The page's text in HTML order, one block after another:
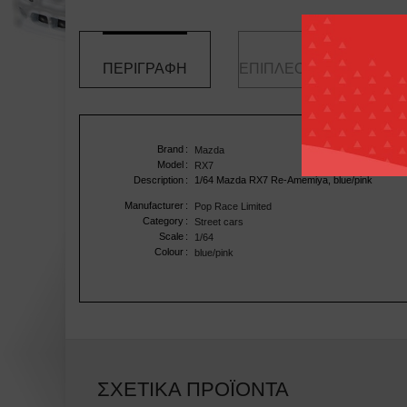
ΠΕΡΙΓΡΑΦΉ ΕΠΙΠΛΈΟΝ
Brand :
Mazda
Model :
RX7
Description : 1/64 Mazda RX7 Re-Amemiya, blue/pink
Manufacturer :
Pop Race Limited
Category :
Street cars
Scale :
1/64
Colour : blue/pink
ΣΧΕΤΙΚΆ ΠΡΟΪΌΝΤΑ